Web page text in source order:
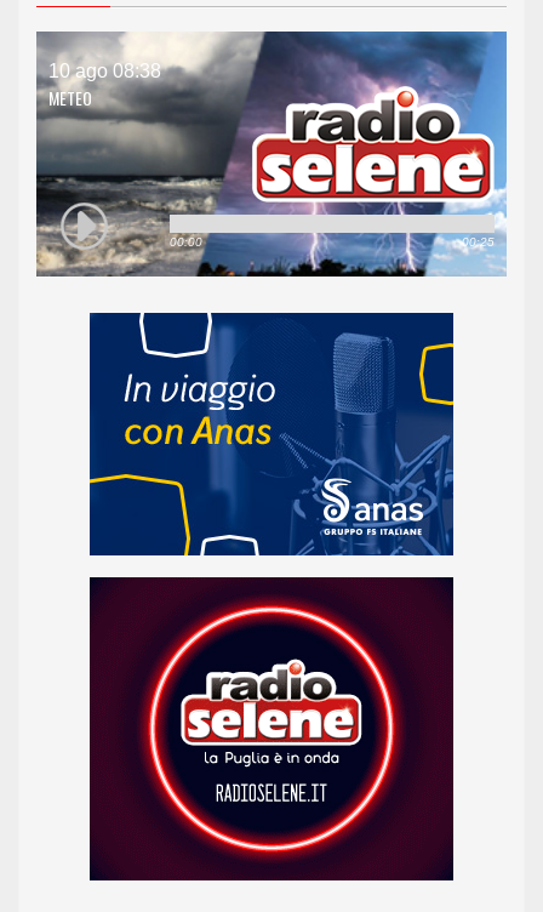
10 ago 08:38
METEO
00:00 00:25